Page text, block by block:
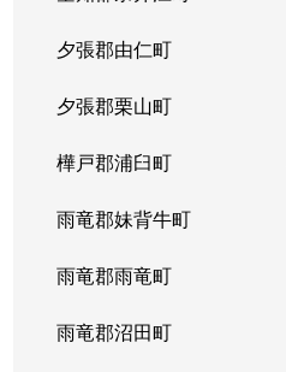
夕張郡由仁町
夕張郡栗山町
樺戸郡浦臼町
雨竜郡妹背牛町
雨竜郡雨竜町
雨竜郡沼田町